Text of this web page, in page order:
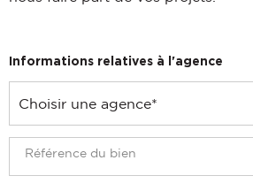
Informations relatives à l'agence